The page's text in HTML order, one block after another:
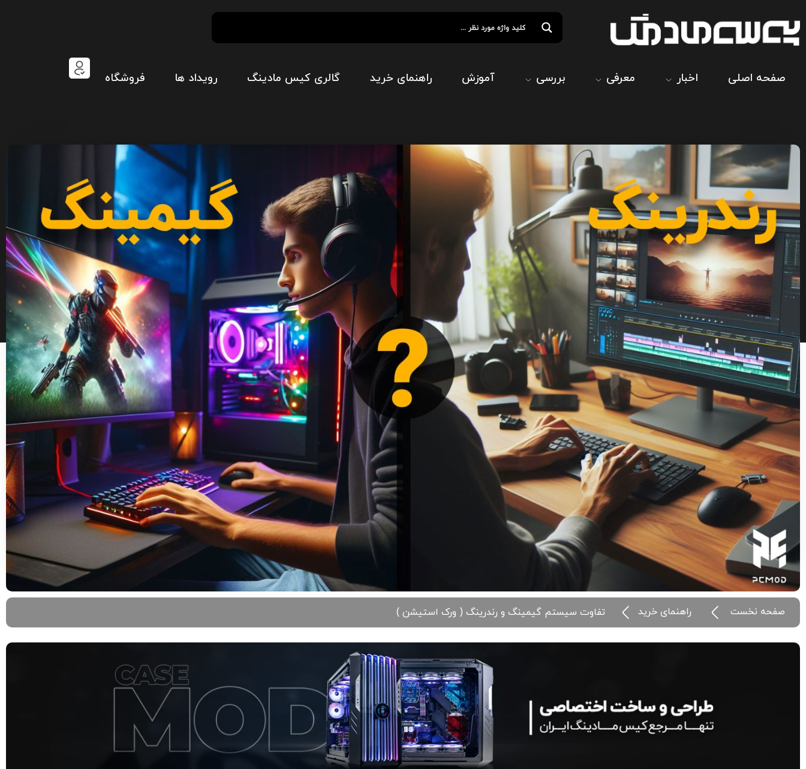
صفحه اصلی اخبار معرفی بررسی آموزش راهنمای خرید گالری کیس مادینگ رویداد ها فروشگاه
صفحه نخست راهنمای خرید تفاوت سیستم گیمینگ و رندرینگ ( ورک استیشن )